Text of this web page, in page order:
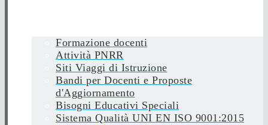
Formazione docenti
Attività PNRR
Siti Viaggi di Istruzione
Bandi per Docenti e Proposte
d'Aggiornamento
Bisogni Educativi Speciali
Sistema Qualità UNI EN ISO 9001:2015